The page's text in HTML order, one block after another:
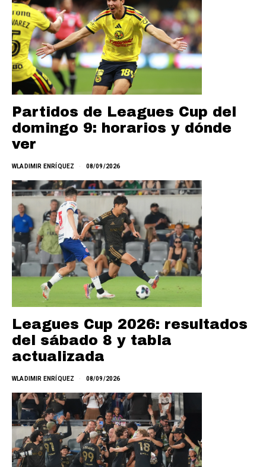
Partidos de Leagues Cup del
domingo 9: horarios y dónde
ver
WLADIMIR ENRÍQUEZ 08/09/2026
Leagues Cup 2026: resultados
del sábado 8 y tabla
actualizada
WLADIMIR ENRÍQUEZ 08/09/2026